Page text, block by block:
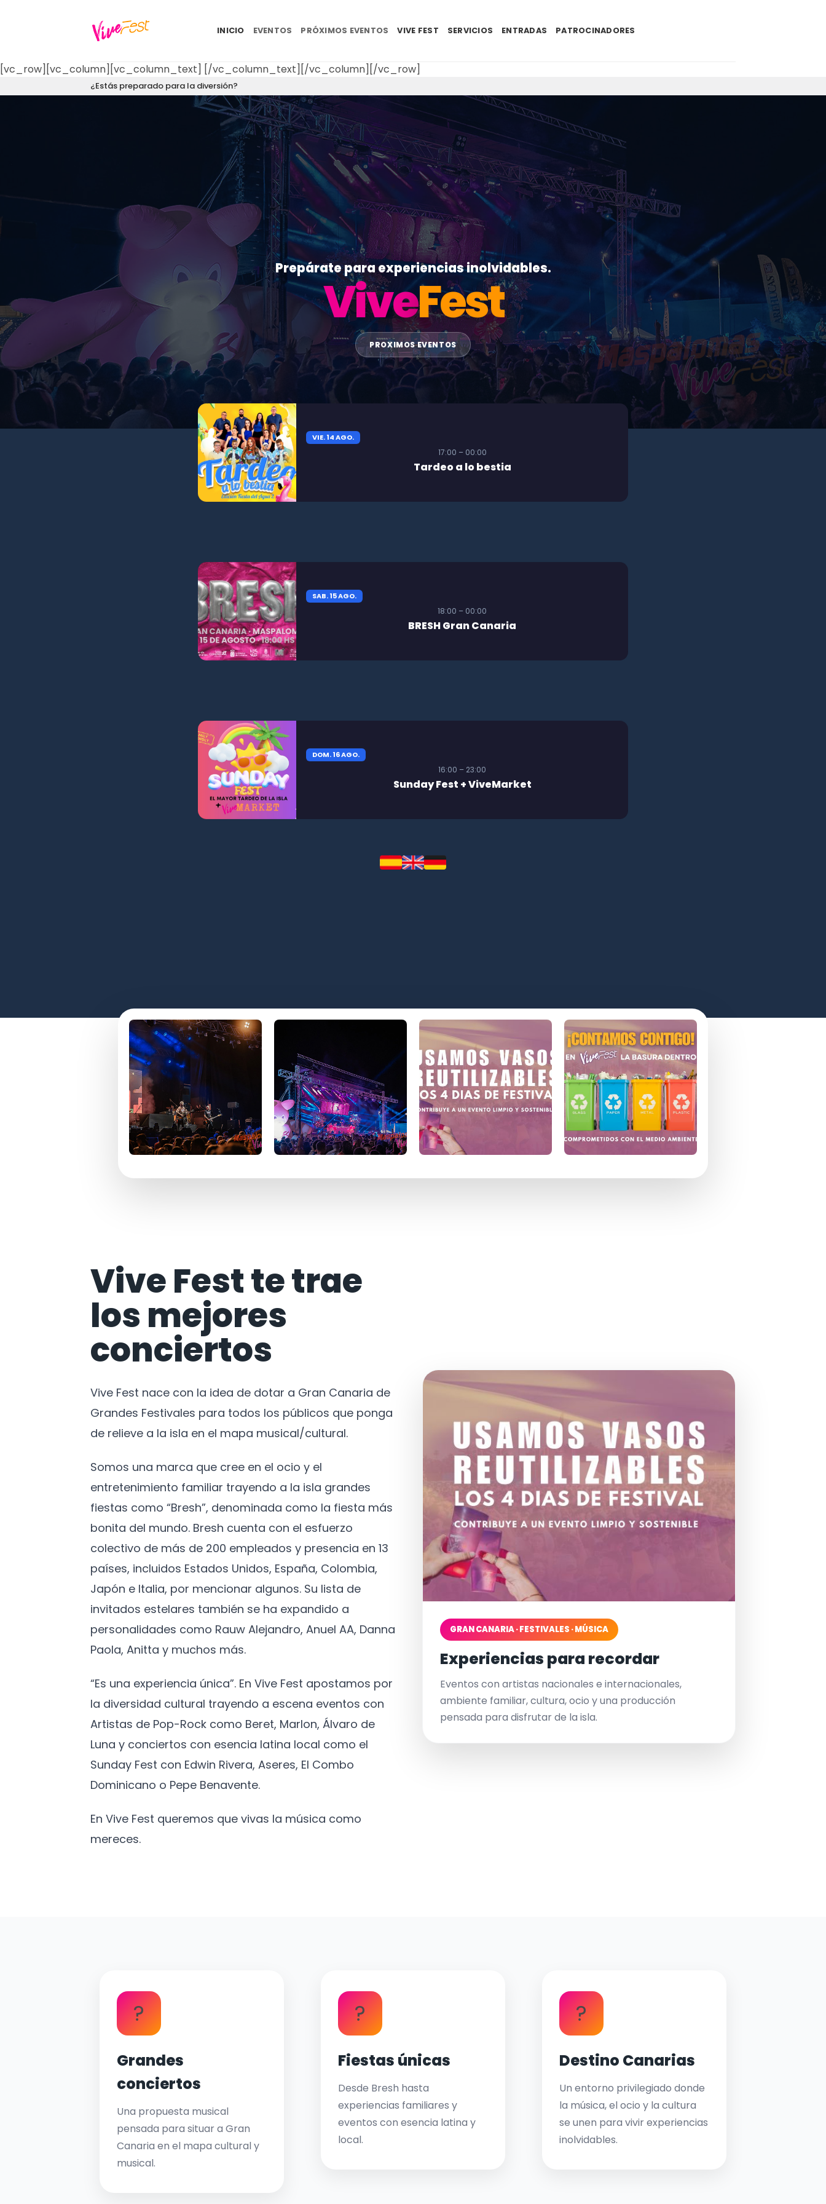
INICIO EVENTOS PRÓXIMOS EVENTOS VIVE FEST SERVICIOS ENTRADAS PATROCINADORES
[vc_row][vc_column][vc_column_text] [/vc_column_text][/vc_column][/vc_row]
¿Estás preparado para la diversión?
Prepárate para experiencias inolvidables.
ViveFest
PROXIMOS EVENTOS
VIE. 14 AGO.
17:00 – 00:00
Tardeo a lo bestia
SAB. 15 AGO.
18:00 – 00:00
BRESH Gran Canaria
DOM. 16 AGO.
16:00 – 23:00
Sunday Fest + ViveMarket
Vive Fest te trae
los mejores
conciertos
Vive Fest nace con la idea de dotar a Gran Canaria de
Grandes Festivales para todos los públicos que ponga
de relieve a la isla en el mapa musical/cultural.
Somos una marca que cree en el ocio y el
entretenimiento familiar trayendo a la isla grandes
fiestas como “Bresh”, denominada como la fiesta más
bonita del mundo. Bresh cuenta con el esfuerzo
colectivo de más de 200 empleados y presencia en 13
países, incluidos Estados Unidos, España, Colombia,
Japón e Italia, por mencionar algunos. Su lista de
invitados estelares también se ha expandido a
personalidades como Rauw Alejandro, Anuel AA, Danna
Paola, Anitta y muchos más.
“Es una experiencia única”. En Vive Fest apostamos por
la diversidad cultural trayendo a escena eventos con
Artistas de Pop-Rock como Beret, Marlon, Álvaro de
Luna y conciertos con esencia latina local como el
Sunday Fest con Edwin Rivera, Aseres, El Combo
Dominicano o Pepe Benavente.
En Vive Fest queremos que vivas la música como
mereces.
GRAN CANARIA · FESTIVALES · MÚSICA
Experiencias para recordar
Eventos con artistas nacionales e internacionales,
ambiente familiar, cultura, ocio y una producción
pensada para disfrutar de la isla.
?
Grandes
conciertos
Una propuesta musical
pensada para situar a Gran
Canaria en el mapa cultural y
musical.
?
Fiestas únicas
Desde Bresh hasta
experiencias familiares y
eventos con esencia latina y
local.
?
Destino Canarias
Un entorno privilegiado donde
la música, el ocio y la cultura
se unen para vivir experiencias
inolvidables.